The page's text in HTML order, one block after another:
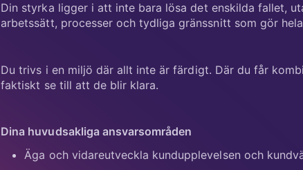
Din styrka ligger i att inte bara lösa det enskilda fallet,
arbetssätt, processer och tydliga gränssnitt som gör
Du trivs i en miljö där allt inte är färdigt. Där du får
faktiskt se till att de blir klara.
Dina huvudsakliga ansvarsområden
Äga och vidareutveckla kundupplevelsen och